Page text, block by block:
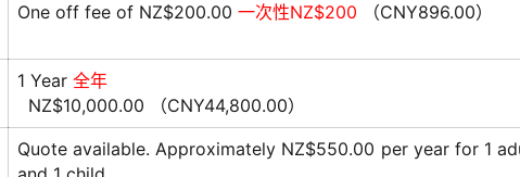
One off fee of NZ$200.00 一次性NZ$200 （CNY896.00）
1 Year 全年
NZ$10,000.00 （CNY44,800.00）
Quote available. Approximately NZ$550.00 per year for 1